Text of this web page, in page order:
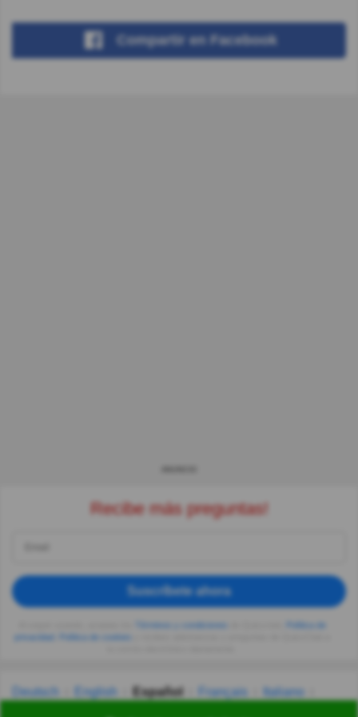
Compartir en Facebook
Recibe más preguntas!
Suscríbete ahora
privacidad
Deutsch English Español Français
Italiano